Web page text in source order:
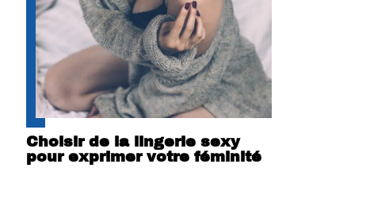
Choisir de la lingerie sexy
pour exprimer votre féminité